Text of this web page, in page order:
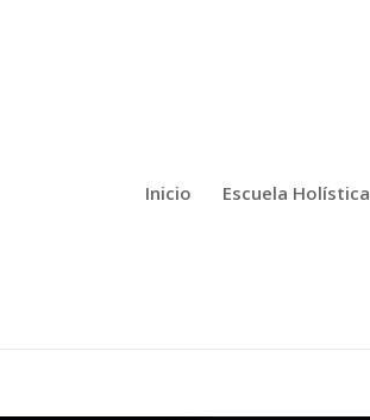
Inicio Escuela Holística